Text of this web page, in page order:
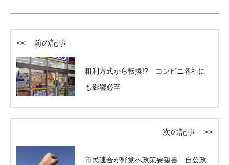
<< 前の記事
粗利方式から転換!? コンビニ各社に
も影響必至
次の記事 >>
市民連合が野党へ政策要望書 自公政